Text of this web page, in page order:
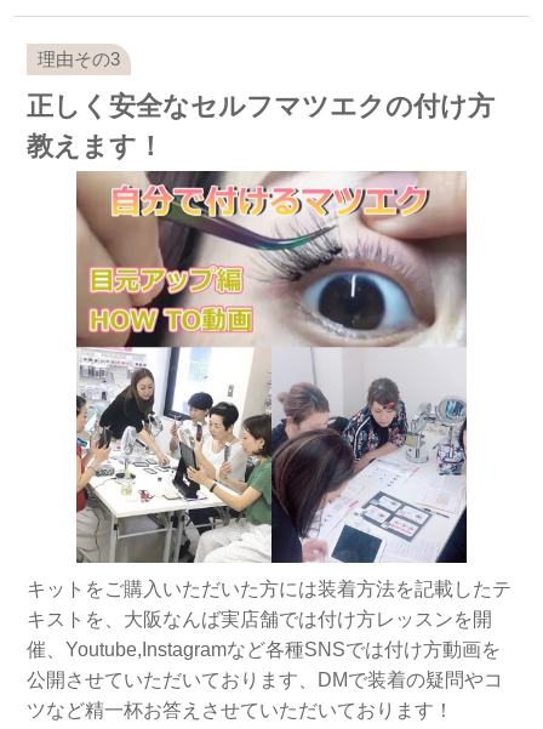
正しく安全なセルフマツエクの付け方
教えます！
キットをご購入いただいた方には装着方法を記載したテ
キストを、大阪なんば実店舗では付け方レッスンを開
催、Youtube,Instagramなど各種SNSでは付け方動画を
公開させていただいております、DMで装着の疑問やコ
ツなど精一杯お答えさせていただいております！